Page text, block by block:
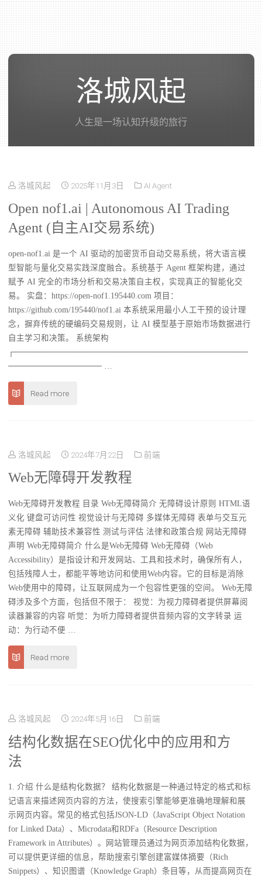
洛城风起
人生是一场认知升级的旅行
洛城风起 2025年11月3日 AI Agent
Open nof1.ai | Autonomous AI Trading
Agent (自主AI交易系统)
open-nof1.ai 是一个 AI 驱动的加密货币自动交易系统，将大语言模
型智能与量化交易实践深度融合。系统基于 Agent 框架构建，通过
赋予 AI 完全的市场分析和交易决策自主权，实现真正的智能化交
易。 实盘：https://open-nof1.195440.com 项目：
https://github.com/195440/nof1.ai 本系统采用最小人工干预的设计理
念，摒弃传统的硬编码交易规则，让 AI 模型基于原始市场数据进行
自主学习和决策。 系统架构
┌────────────────────────────────────────
──────────────── …
Read more
洛城风起 2024年7月22日 前端
Web无障碍开发教程
Web无障碍开发教程 目录 Web无障碍简介 无障碍设计原则 HTML语
义化 键盘可访问性 视觉设计与无障碍 多媒体无障碍 表单与交互元
素无障碍 辅助技术兼容性 测试与评估 法律和政策合规 网站无障碍
声明 Web无障碍简介 什么是Web无障碍 Web无障碍（Web
Accessibility）是指设计和开发网站、工具和技术时，确保所有人，
包括残障人士，都能平等地访问和使用Web内容。它的目标是消除
Web使用中的障碍，让互联网成为一个包容性更强的空间。 Web无障
碍涉及多个方面，包括但不限于： 视觉：为视力障碍者提供屏幕阅
读器兼容的内容 听觉：为听力障碍者提供音频内容的文字转录 运
动：为行动不便 …
Read more
洛城风起 2024年5月16日 前端
结构化数据在SEO优化中的应用和方
法
1. 介绍 什么是结构化数据？ 结构化数据是一种通过特定的格式和标
记语言来描述网页内容的方法，使搜索引擎能够更准确地理解和展
示网页内容。常见的格式包括JSON-LD（JavaScript Object Notation
for Linked Data）、Microdata和RDFa（Resource Description
Framework in Attributes）。网站管理员通过为网页添加结构化数据，
可以提供更详细的信息，帮助搜索引擎创建富媒体摘要（Rich
Snippets）、知识图谱（Knowledge Graph）条目等，从而提高网页在